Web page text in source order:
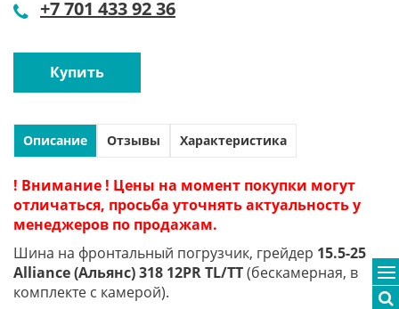
+7 701 433 92 36
Купить
Описание Отзывы Характеристика
! Внимание ! Цены на момент покупки могут
отличаться, просьба уточнять актуальность у
менеджеров по продажам.
Шина на фронтальный погрузчик, грейдер 15.5-25
Alliance (Альянс) 318 12PR TL/TT(бескамерная, в
комплекте с камерой).